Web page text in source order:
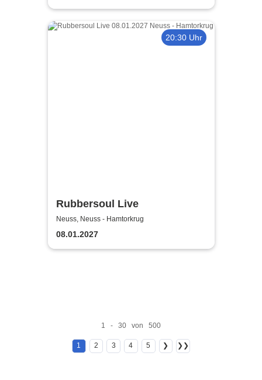
20:30 Uhr
Rubbersoul Live
Neuss, Neuss - Hamtorkrug
08.01.2027
1 - 30 von 500
1 2 3 4 5 ❯ ❯❯